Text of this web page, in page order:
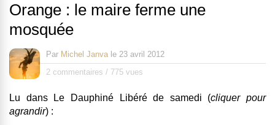
Orange : le maire ferme une
mosquée
Par Michel Janva le 23 avril 2012
2 commentaires / 775 vues
Lu dans Le Dauphiné Libéré de samedi (cliquer pour
agrandir) :